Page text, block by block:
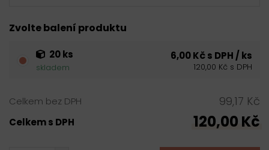
Zvolte balení produktu
20 ks
skladem
6,00 Kč s DPH / ks
120,00 Kč s DPH
Celkem bez DPH 99,17 Kč
Celkem s DPH 120,00 Kč